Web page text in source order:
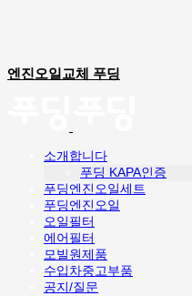
엔진오일교체 푸딩
소개합니다
푸딩 KAPA인증
푸딩엔진오일세트
푸딩엔진오일
오일필터
에어필터
모빌원제품
수입차중고부품
공지/질문